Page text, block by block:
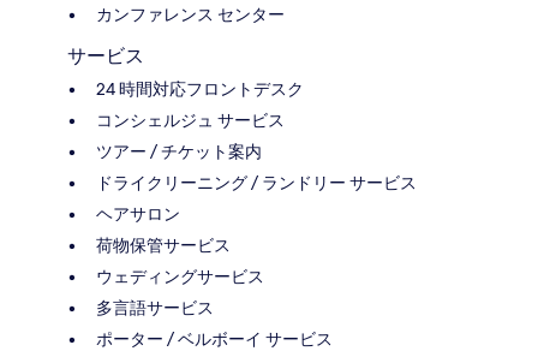
カンファレンス センター
サービス
24 時間対応フロントデスク
コンシェルジュ サービス
ツアー / チケット案内
ドライクリーニング / ランドリー サービス
ヘアサロン
荷物保管サービス
ウェディングサービス
多言語サービス
ポーター / ベルボーイ サービス